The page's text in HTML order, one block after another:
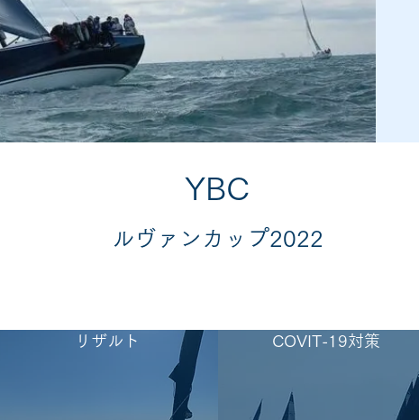
YBC
ルヴァンカップ2022
リザルト COVIT-19対策